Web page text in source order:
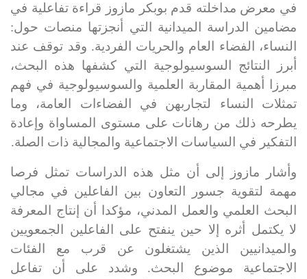
في معرض مداخلته قدم بوبكر مازوز قراءة تفاعلية في
مضامين الدراسة الميدانية التي أنجزتها منصات حول:
النساء، الفضاء العام والحريات الفردية. وقد توقف عند
أبرز النتائج السوسيولوجية التي كشفها هذه البحث،
مبرزا أهمية المقاربة العلمية والسوسيولوجية في فهم
تمثلات النساء لتجاربهن في الفضاءات العامة، وما
يطرحه ذلك من رهانات على مستوى المساواة وإعادة
التفكير في السياسات الاجتماعية والمجالية ذات الصلة.
وأشار مازوز إلى أن مثل هذه الدراسات تمثل فرصا
مهمة لتقوية جسور التعاون بين الفاعلين في مجالي
البحث العلمي والعمل المدني، مؤكدا أن إنتاج المعرفة
لا يكتمل أثره إلا حين ينفتح على الفاعلين الجمعويين
والميدانيين الذين يشتغلون عن قرب مع الفئات
الاجتماعية موضوع البحث. وشدد على أن تفاعل